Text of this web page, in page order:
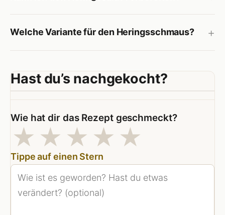
Welche Variante für den Heringsschmaus?
Hast du’s nachgekocht?
Wie hat dir das Rezept geschmeckt?
★
★ 4 Sterne
★ 3 Sterne
★ 2 Sterne
★ 1 Sterne
Tippe auf einen Stern